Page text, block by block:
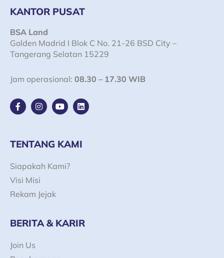
KANTOR PUSAT
BSA Land
Golden Madrid I Blok C No. 21-26 BSD City –
Tangerang Selatan 15229
Jam operasional: 08.30 – 17.30 WIB
F
a
c
o
o
-
I
n
s
g
r
m
Y
o
u
b
e
L
i
n
d
i
TENTANG KAMI
Siapakah Kami?
Visi Misi
Rekam Jejak
BERITA & KARIR
Join Us